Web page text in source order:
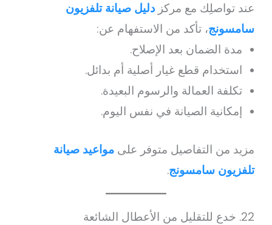
عند تواصلِك مع مركزدليل صيانة تلفزيون
سامسونج، تأكد من الاستفهام عن:
مدة الضمان بعد الإصلاح.
استخدام قطع غيار أصلية أم بدائل.
تكلفة العمالة والرسوم البعيدة.
إمكانية الصيانة في نفس اليوم.
مزيد من التفاصيل متوفر علىمواعيد صيانة
تلفزيون سامسونج.
22. خدع للتقليل من الأعطال الشائعة